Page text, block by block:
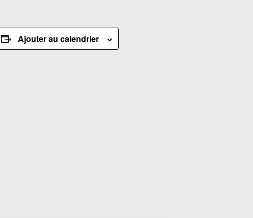
Ajouter au calendrier